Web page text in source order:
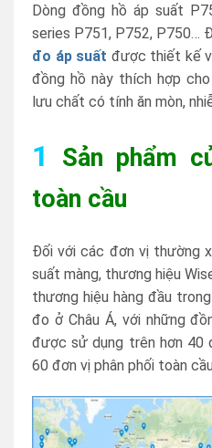
Dòng đồng hồ áp suất
series P751, P752, P750…
đo áp suất được thiết kế
đồng hồ này thích hợp
lưu chất có tính ăn mòn,
1
Sản phẩm
toàn cầu
Đối với các đơn vị thường
suất màng, thương hiệu
thương hiệu hàng đầu
đo ở Châu Á, với những
được sử dụng trên hơn 40
60 đơn vị phân phối toàn cầu